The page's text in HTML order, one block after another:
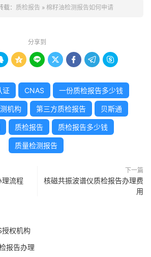
： 质检报告 » 棉籽油检测报告如何申请
分享到
     
证 CNAS 一份质检报告多少钱
机构 第三方质检报告 贝斯通
质检报告 质检报告多少钱
质量检测报告
理流程
下一篇
核磁共振波谱仪质检报告办理费
用
授权机构
报告办理